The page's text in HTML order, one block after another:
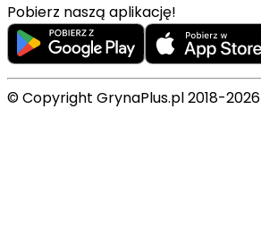
Pobierz naszą aplikację!
© Copyright GrynaPlus.pl 2018-2026